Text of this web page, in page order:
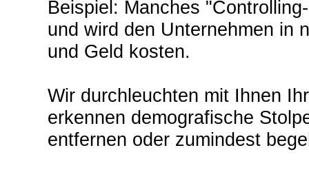
Beispiel: Manches
und wird den Unternehmen in
und Geld kosten.
Wir durchleuchten mit Ihnen
erkennen demografische
entfernen oder zumindest